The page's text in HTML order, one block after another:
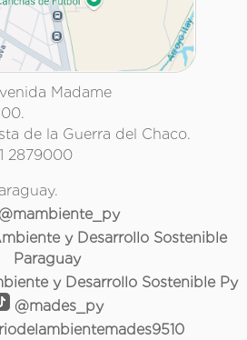
Madame
de la Guerra del Chaco.
2879000
y Desarrollo Sostenible
Paraguay
y Desarrollo Sostenible Py
@mades_py